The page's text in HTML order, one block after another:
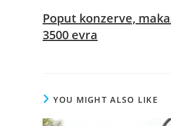
Poput konzerve,
3500 evra
YOU MIGHT ALSO LIKE